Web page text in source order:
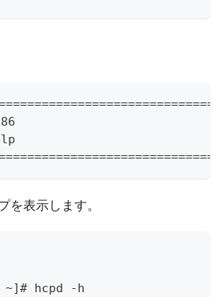
表示します。
~]# hcpd -h